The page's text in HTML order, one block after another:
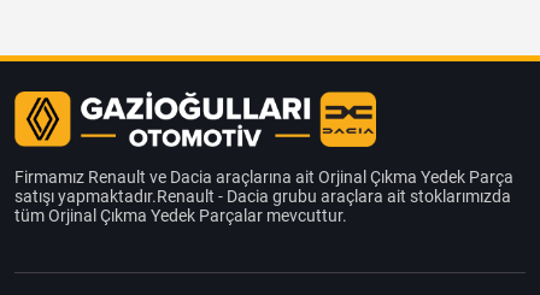
Firmamız Renault ve Dacia araçlarına ait Orjinal Çıkma Yedek Parça
satışı yapmaktadır.Renault - Dacia grubu araçlara ait stoklarımızda
tüm Orjinal Çıkma Yedek Parçalar mevcuttur.